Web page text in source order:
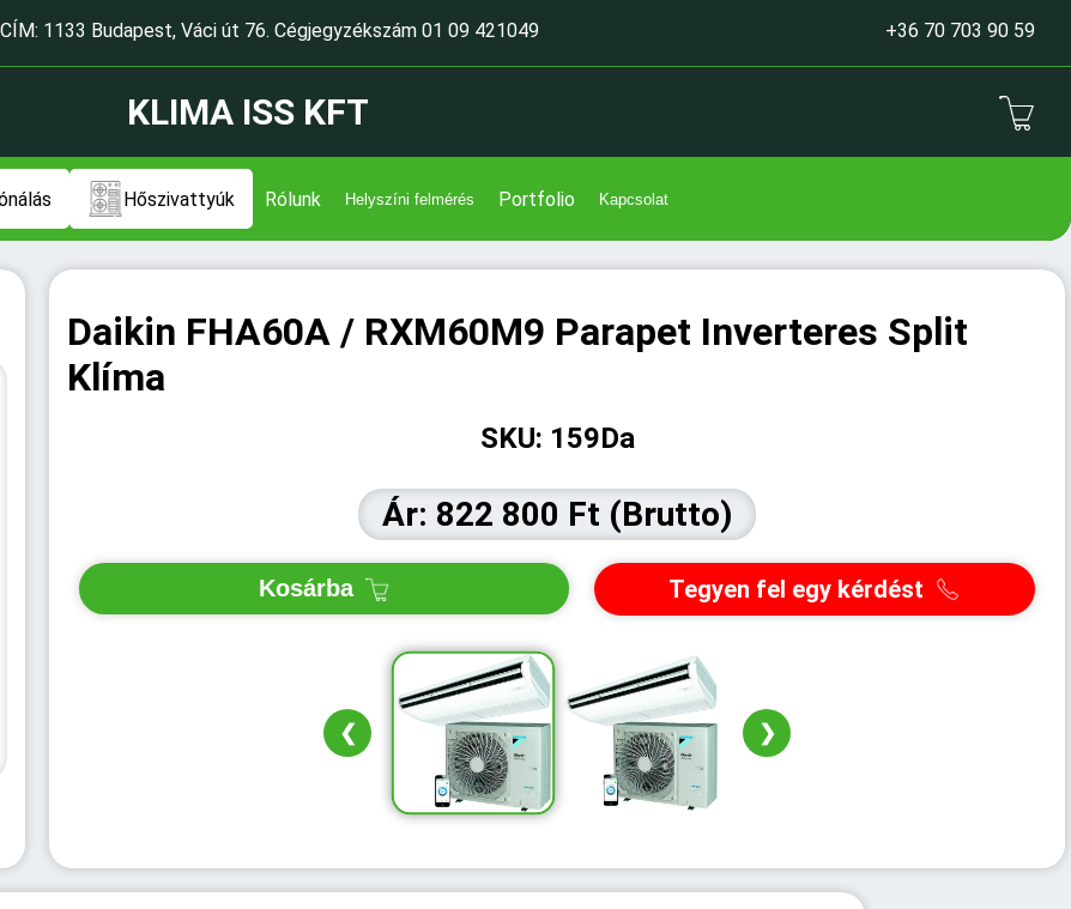
CÍM: 1133 Budapest, Váci út 76. Cégjegyzékszám 01 09 421049 +36 70 703 90 59
KLIMA ISS KFT
Hőszivattyúk Rólunk Helyszíni felmérés Portfolio Kapcsolat
Daikin FHA60A / RXM60M9 Parapet Inverteres Split
Klíma
SKU: 159Da
Ár: 822 800 Ft (Brutto)
Kosárba Tegyen fel egy kérdést
❮ ❯